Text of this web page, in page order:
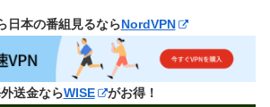
日本の番組見るならNordVPN
送金ならWISE がお得！